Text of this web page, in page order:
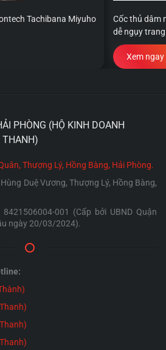
Tachibana Miyuho
Cốc thủ dâm
dễ ngụy
Xem ngay
PHÒNG (HỘ KINH DOANH
THANH)
Thượng Lý, Hồng Bàng, Hải Phòng.
Duệ Vương, Thượng Lý, Hồng Bàng,
8421506004-001 (Cấp bởi UBND Quận
ngày 20/03/2024).